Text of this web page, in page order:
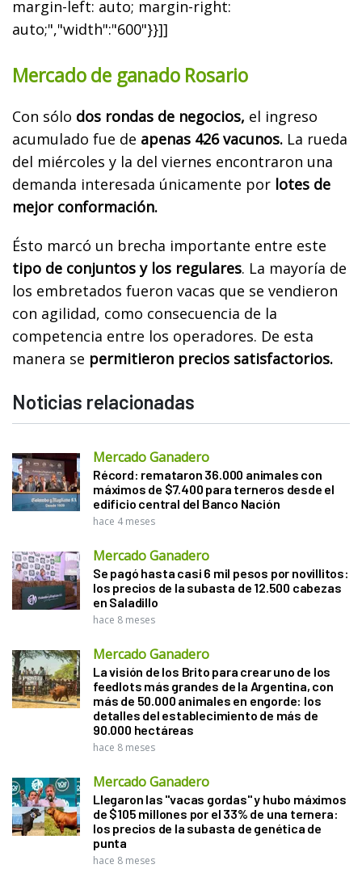
margin-left: auto; margin-right:
auto;","width":"600"}}]]
Mercado de ganado Rosario
Con sólo dos rondas de negocios, el ingreso
acumulado fue de apenas 426 vacunos. La rueda
del miércoles y la del viernes encontraron una
demanda interesada únicamente por lotes de
mejor conformación.
Ésto marcó un brecha importante entre este
tipo de conjuntos y los regulares. La mayoría de
los embretados fueron vacas que se vendieron
con agilidad, como consecuencia de la
competencia entre los operadores. De esta
manera se permitieron precios satisfactorios.
Noticias relacionadas
Mercado Ganadero
Récord: remataron 36.000 animales con
máximos de $7.400 para terneros desde el
edificio central del Banco Nación
hace 4 meses
Mercado Ganadero
Se pagó hasta casi 6 mil pesos por novillitos:
los precios de la subasta de 12.500 cabezas
en Saladillo
hace 8 meses
Mercado Ganadero
La visión de los Brito para crear uno de los
feedlots más grandes de la Argentina, con
más de 50.000 animales en engorde: los
detalles del establecimiento de más de
90.000 hectáreas
hace 8 meses
Mercado Ganadero
Llegaron las "vacas gordas" y hubo máximos
de $105 millones por el 33% de una ternera:
los precios de la subasta de genética de
punta
hace 8 meses